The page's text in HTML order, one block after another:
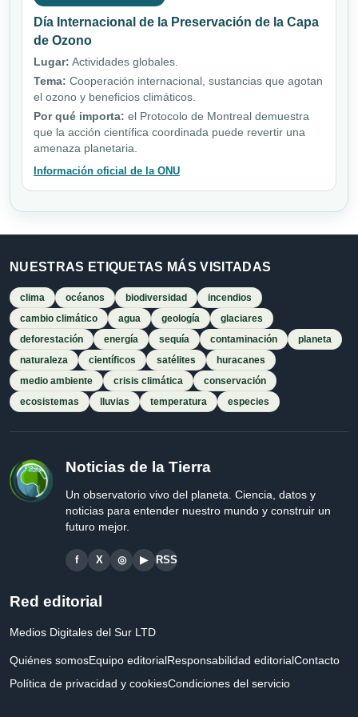
Día Internacional de la Preservación de la Capa
de Ozono
Lugar: Actividades globales.
Tema: Cooperación internacional, sustancias que agotan
el ozono y beneficios climáticos.
Por qué importa: el Protocolo de Montreal demuestra
que la acción científica coordinada puede revertir una
amenaza planetaria.
Información oficial de la ONU
NUESTRAS ETIQUETAS MÁS VISITADAS
clima océanos biodiversidad
incendios
cambio climático
agua geología
glaciares
deforestación
energía sequía contaminación
planeta
naturaleza
científicos satélites
huracanes
medio ambiente
crisis climática
conservación
ecosistemas
lluvias temperatura especies
Noticias de la Tierra
Un observatorio vivo del planeta. Ciencia, datos y
noticias para entender nuestro mundo y construir un
futuro mejor.
f X ◎ ▶ RSS
Red editorial
Medios Digitales del Sur LTD
Quiénes somosEquipo editorialResponsabilidad editorialContacto
Política de privacidad y cookiesCondiciones del servicio